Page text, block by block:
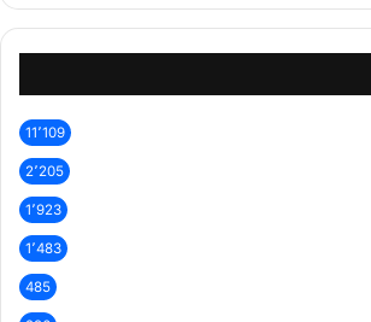
11٬109
2٬205
1٬923
1٬483
485